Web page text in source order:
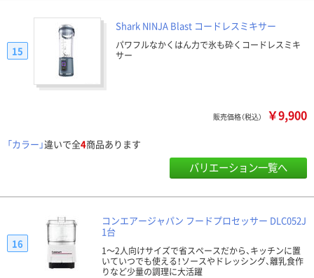
Shark NINJA Blast コードレスミキサー
パワフルなかくはん力で氷も砕くコードレスミキ
サー
15
販売価格（税込） ￥9,900
「カラー」違いで全4商品あります
バリエーション一覧へ
コンエアージャパン フードプロセッサー DLC052J
1台
1～2人向けサイズで省スペースだから、キッチンに置
いていつでも使える！ソースやドレッシング、離乳食作
りなど少量の調理に大活躍
16